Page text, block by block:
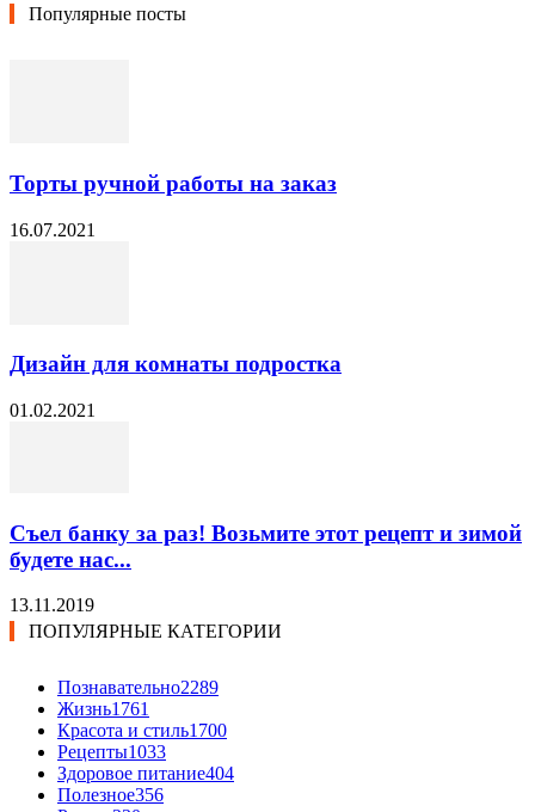
Популярные посты
Торты ручной работы на заказ
16.07.2021
Дизайн для комнаты подростка
01.02.2021
Съел банку за раз! Возьмите этот рецепт и зимой
будете нас...
13.11.2019
ПОПУЛЯРНЫЕ КАТЕГОРИИ
Познавательно2289
Жизнь1761
Красота и стиль1700
Рецепты1033
Здоровое питание404
Полезное356